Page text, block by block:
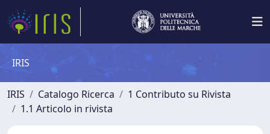
IRIS
IRIS Catalogo Ricerca
1 Contributo su Rivista
1.1 Articolo in rivista